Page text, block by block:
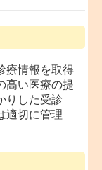
療情報を取得
高い医療の提
りした受診
適切に管理